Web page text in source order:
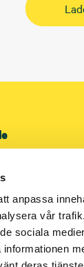
anpassa
vår
sociala